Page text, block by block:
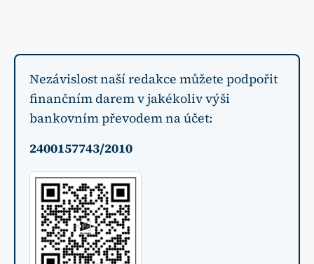
Nezávislost naší redakce můžete podpořit
finančním darem v jakékoliv výši
bankovním převodem na účet:
2400157743/2010